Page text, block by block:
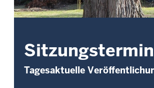
Tagesaktuelle